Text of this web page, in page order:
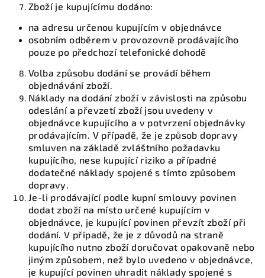
Zboží je kupujícímu dodáno:
na adresu určenou kupujícím v objednávce
osobním odběrem v provozovně prodávajícího
pouze po předchozí telefonické dohodě
Volba způsobu dodání se provádí během
objednávání zboží.
Náklady na dodání zboží v závislosti na způsobu
odeslání a převzetí zboží jsou uvedeny v
objednávce kupujícího a v potvrzení objednávky
prodávajícím. V případě, že je způsob dopravy
smluven na základě zvláštního požadavku
kupujícího, nese kupující riziko a případné
dodatečné náklady spojené s tímto způsobem
dopravy.
Je-li prodávající podle kupní smlouvy povinen
dodat zboží na místo určené kupujícím v
objednávce, je kupující povinen převzít zboží při
dodání. V případě, že je z důvodů na straně
kupujícího nutno zboží doručovat opakovaně nebo
jiným způsobem, než bylo uvedeno v objednávce,
je kupující povinen uhradit náklady spojené s